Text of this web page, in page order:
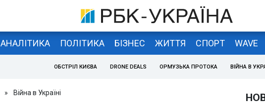
АНАЛІТИКА ПОЛІТИКА БІЗНЕС ЖИТТЯ СПОРТ WAVE
ОБСТРІЛ КИЄВА DRONE DEALS ОРМУЗЬКА ПРОТОКА ВІЙНА В
» Війна в Україні